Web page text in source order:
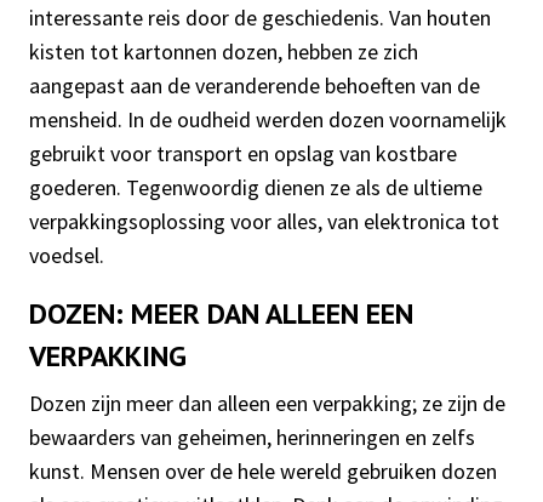
interessante reis door de geschiedenis. Van houten
kisten tot kartonnen dozen, hebben ze zich
aangepast aan de veranderende behoeften van de
mensheid. In de oudheid werden dozen voornamelijk
gebruikt voor transport en opslag van kostbare
goederen. Tegenwoordig dienen ze als de ultieme
verpakkingsoplossing voor alles, van elektronica tot
voedsel.
DOZEN: MEER DAN ALLEEN EEN
VERPAKKING
Dozen zijn meer dan alleen een verpakking; ze zijn de
bewaarders van geheimen, herinneringen en zelfs
kunst. Mensen over de hele wereld gebruiken dozen